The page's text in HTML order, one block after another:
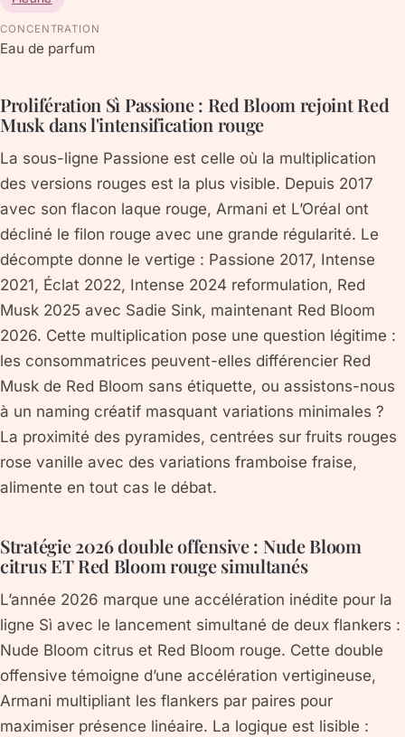
CONCENTRATION
Eau de parfum
Prolifération Sì Passione : Red Bloom rejoint Red
Musk dans l'intensification rouge
La sous-ligne Passione est celle où la multiplication
des versions rouges est la plus visible. Depuis 2017
avec son flacon laque rouge, Armani et L’Oréal ont
décliné le filon rouge avec une grande régularité. Le
décompte donne le vertige : Passione 2017, Intense
2021, Éclat 2022, Intense 2024 reformulation, Red
Musk 2025 avec Sadie Sink, maintenant Red Bloom
2026. Cette multiplication pose une question légitime :
les consommatrices peuvent-elles différencier Red
Musk de Red Bloom sans étiquette, ou assistons-nous
à un naming créatif masquant variations minimales ?
La proximité des pyramides, centrées sur fruits rouges
rose vanille avec des variations framboise fraise,
alimente en tout cas le débat.
Stratégie 2026 double offensive : Nude Bloom
citrus ET Red Bloom rouge simultanés
L’année 2026 marque une accélération inédite pour la
ligne Sì avec le lancement simultané de deux flankers :
Nude Bloom citrus et Red Bloom rouge. Cette double
offensive témoigne d’une accélération vertigineuse,
Armani multipliant les flankers par paires pour
maximiser présence linéaire. La logique est lisible :